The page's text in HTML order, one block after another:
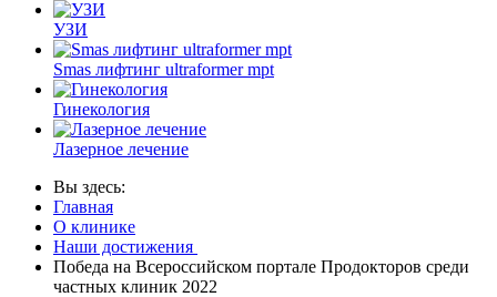
УЗИ
Smas лифтинг ultraformer mpt
Гинекология
Лазерное лечение
Вы здесь:
Главная
О клинике
Наши достижения
Победа на Всероссийском портале Продокторов среди
частных клиник 2022